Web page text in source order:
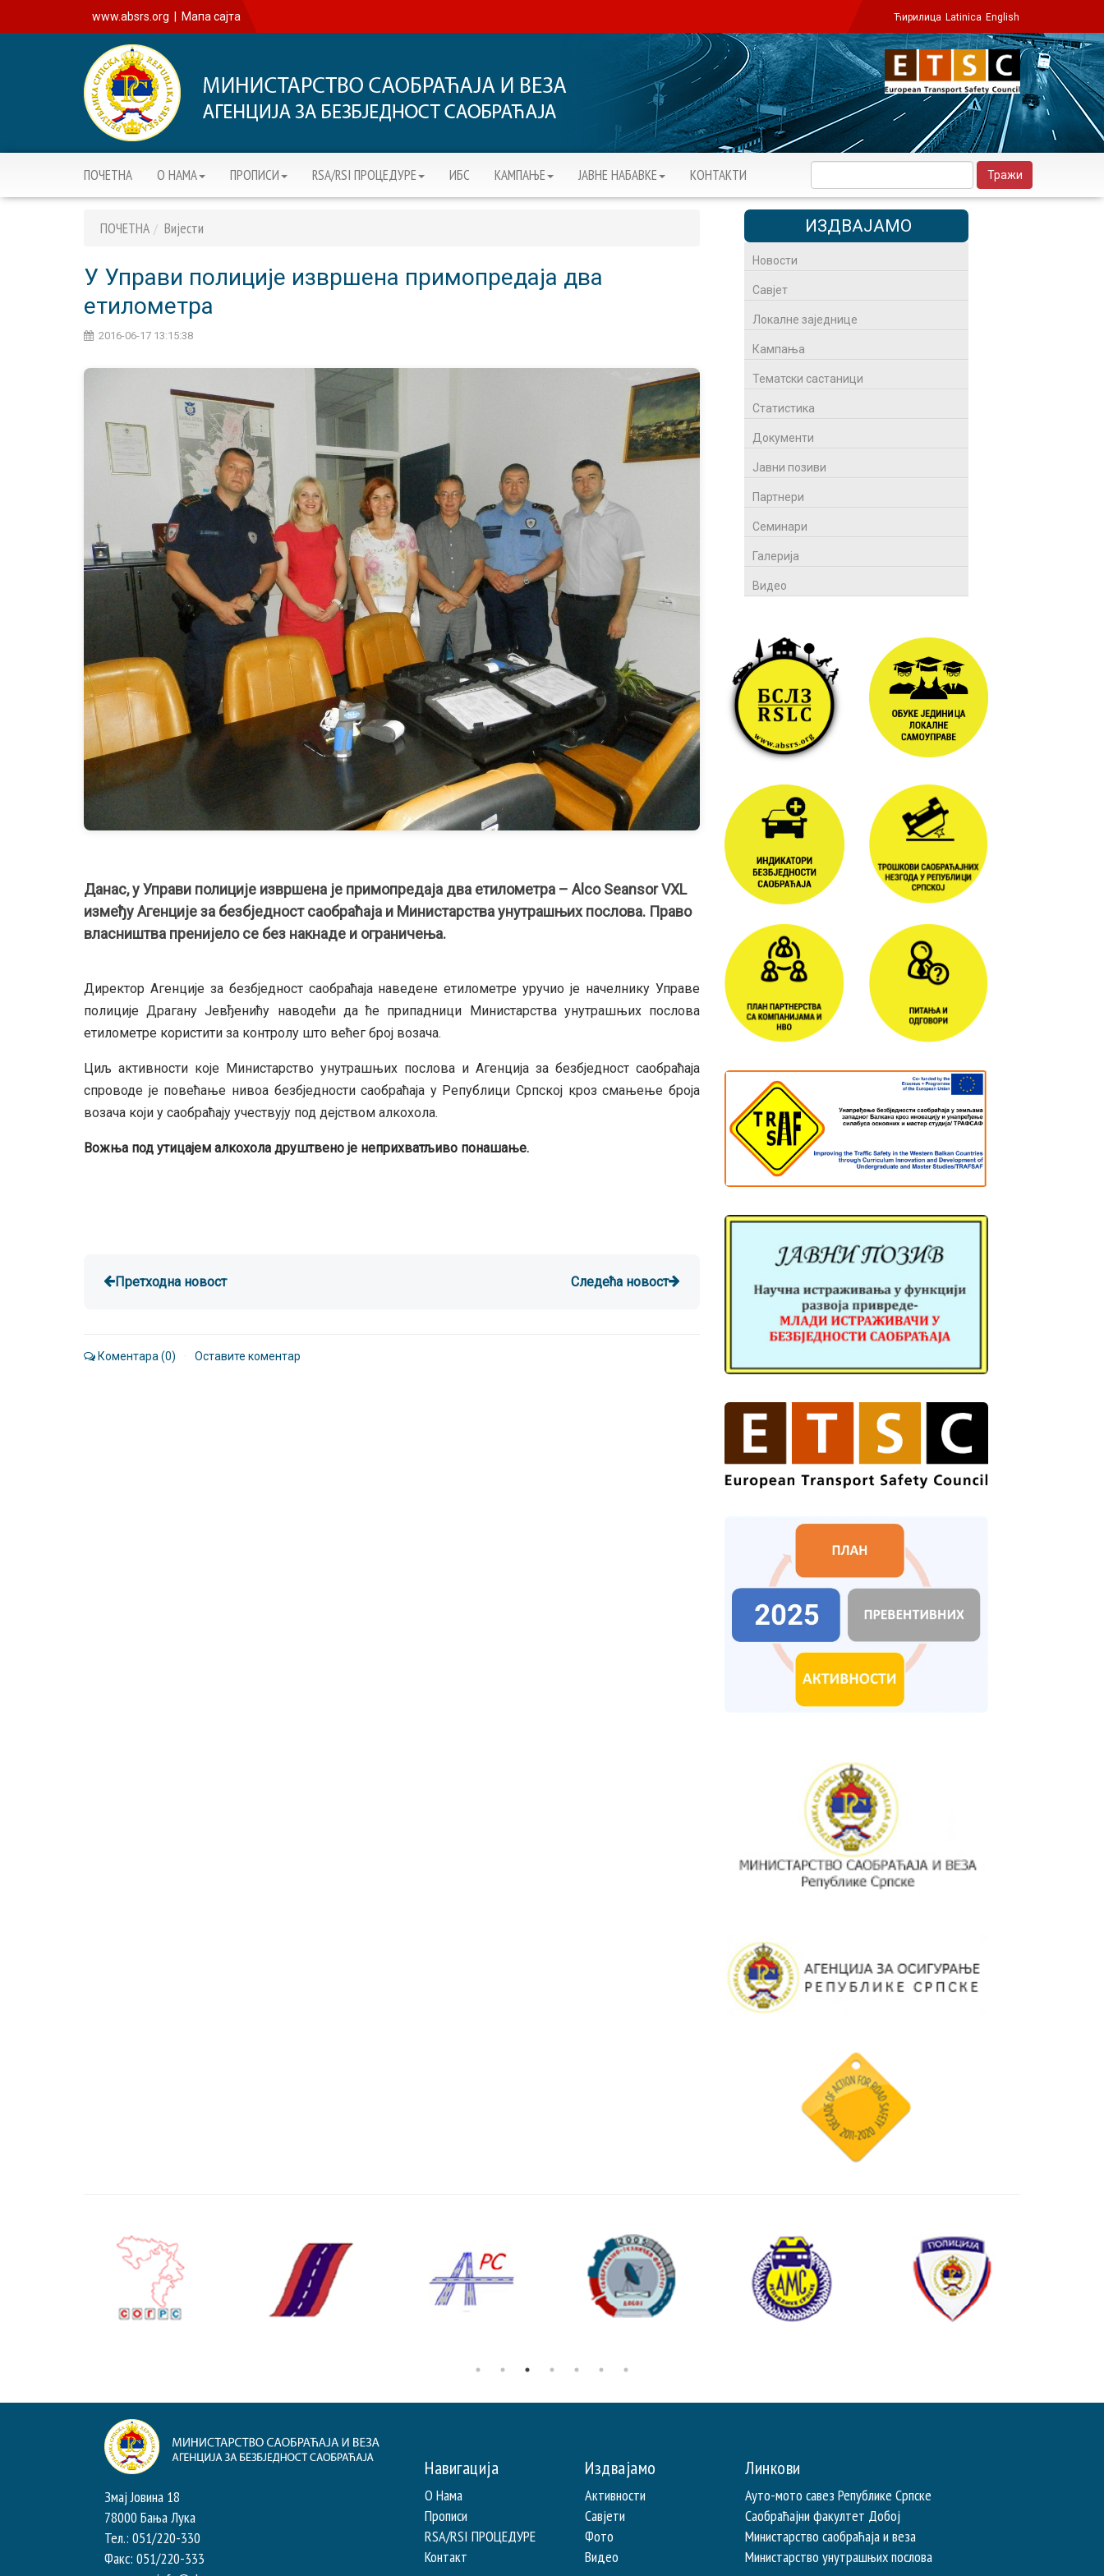
www.absrs.org Мапа сајта Ћирилица Latinica English
ПОЧЕТНА О НАМА ПРОПИСИ RSA/RSI ПРОЦЕДУРЕ ИБС KАМПАЊЕ ЈАВНЕ НАБАВКЕ КОНТАКТИ
ПОЧЕТНА Вијести
У Управи полиције извршена примопредаја два
етилометра
2016-06-17 13:15:38
Данас, у Управи полиције извршена је примопредаја два етилометра – Аlco Seansor VXL
између Агенције за безбједност саобраћаја и Министарства унутрашњих послова. Право
власништва пренијело се без накнаде и ограничења.
Директор Агенције за безбједност саобраћаја наведене етилометре уручио је начелнику Управе
полиције Драгану Јевђенићу наводећи да ће припадници Министарства унутрашњих послова
етилометре користити за контролу што већег број возача.
Циљ активности које Министарство унутрашњих послова и Агенција за безбједност саобраћаја
спроводе је повећање нивоа безбједности саобраћаја у Републици Српској кроз смањење броја
возача који у саобраћају учествују под дејством алкохола.
Вожња под утицајем алкохола друштвено је неприхватљиво понашање.
Претходна новост Следећа новост
Коментара (0) · Оставите коментар
ИЗДВАЈАМО
Новости
Савјет
Локалне заједнице
Кампања
Тематски састаници
Статистика
Документи
Јавни позиви
Партнери
Семинари
Галерија
Видео
Змај Јовина 18
78000 Бања Лука
Тел.: 051/220-330
Факс: 051/220-333
Навигација
О Нама
Прописи
RSA/RSI ПРОЦЕДУРЕ
Контакт
Издвајамо
Активности
Савјети
Фото
Видео
Линкови
Ауто-мото савез Републике Српске
Саобраћајни факултет Добој
Министарство саобраћаја и веза
Министарство унутрашњих послова